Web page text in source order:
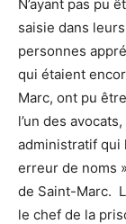
N’ayant pas pu
saisie dans
personnes
qui étaient
Marc, ont pu
l’un des avocats,
administratif qui
erreur de noms
de Saint-Marc.
le chef de la